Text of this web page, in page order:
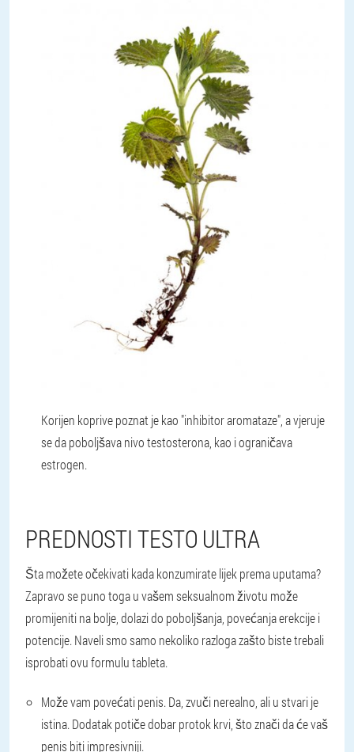
Korijen koprive poznat je kao "inhibitor aromataze", a vjeruje
se da poboljšava nivo testosterona, kao i ograničava
estrogen.
PREDNOSTI TESTO ULTRA
Šta možete očekivati kada konzumirate lijek prema uputama?
Zapravo se puno toga u vašem seksualnom životu može
promijeniti na bolje, dolazi do poboljšanja, povećanja erekcije i
potencije. Naveli smo samo nekoliko razloga zašto biste trebali
isprobati ovu formulu tableta.
Može vam povećati penis. Da, zvuči nerealno, ali u stvari je
istina. Dodatak potiče dobar protok krvi, što znači da će vaš
penis biti impresivniji.